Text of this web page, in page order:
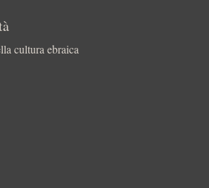
cultura ebraica